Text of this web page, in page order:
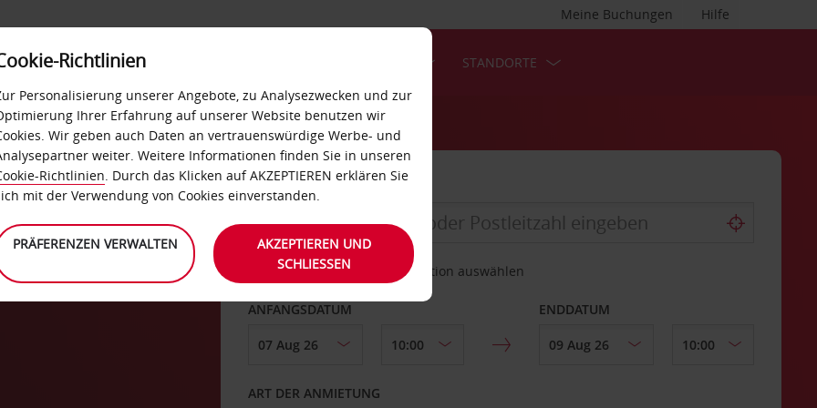
Hilfe
Meine Buchungen
SELF-SERVICES STANDORTE
ABHOLEN VON
Eine andere Rückgabestation auswählen
ANFANGSDATUM ENDDATUM
ART DER ANMIETUNG
Richtlinien
Personalisierung unserer Angebote, zu Analysezwecken und zur
Ihrer Erfahrung auf unserer Website benutzen wir
Wir geben auch Daten an vertrauenswürdige Werbe- und
weiter. Weitere Informationen finden Sie in unseren
Richtlinien. Durch das Klicken auf AKZEPTIEREN erklären Sie
mit der Verwendung von Cookies einverstanden.
PRÄFERENZEN VERWALTEN
AKZEPTIEREN UND
SCHLIESSEN